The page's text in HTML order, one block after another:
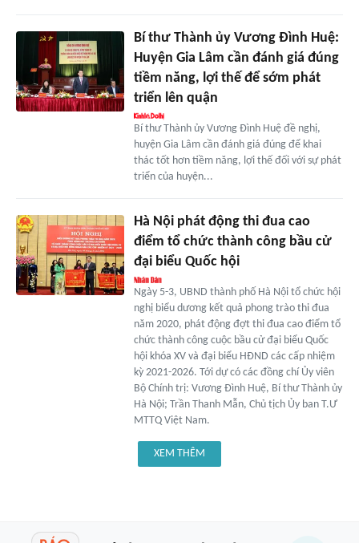
Bí thư Thành ủy Vương Đình Huệ:
Huyện Gia Lâm cần đánh giá đúng
tiềm năng, lợi thế để sớm phát
triển lên quận
Bí thư Thành ủy Vương Đình Huệ đề nghị,
huyện Gia Lâm cần đánh giá đúng để khai
thác tốt hơn tiềm năng, lợi thế đối với sự phát
triển của huyện...
Hà Nội phát động thi đua cao
điểm tổ chức thành công bầu cử
đại biểu Quốc hội
Ngày 5-3, UBND thành phố Hà Nội tổ chức hội
nghị biểu dương kết quả phong trào thi đua
năm 2020, phát động đợt thi đua cao điểm tổ
chức thành công cuộc bầu cử đại biểu Quốc
hội khóa XV và đại biểu HĐND các cấp nhiệm
kỳ 2021-2026. Tới dự có các đồng chí Ủy viên
Bộ Chính trị: Vương Đình Huệ, Bí thư Thành ủy
Hà Nội; Trần Thanh Mẫn, Chủ tịch Ủy ban T.Ư
MTTQ Việt Nam.
XEM THÊM